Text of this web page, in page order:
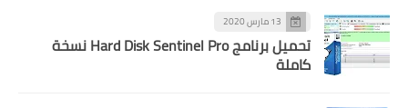
13 مارس 2020
تحميل برنامج Hard Disk Sentinel Pro نسخة
كاملة